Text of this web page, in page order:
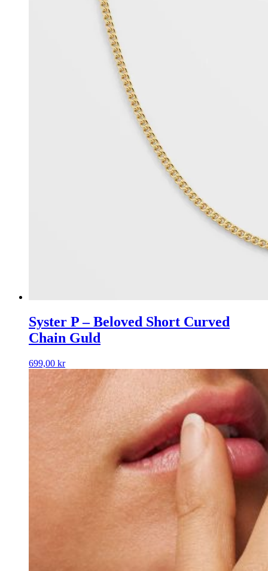
Syster P – Beloved Short Curved
Chain Guld
699,00 kr